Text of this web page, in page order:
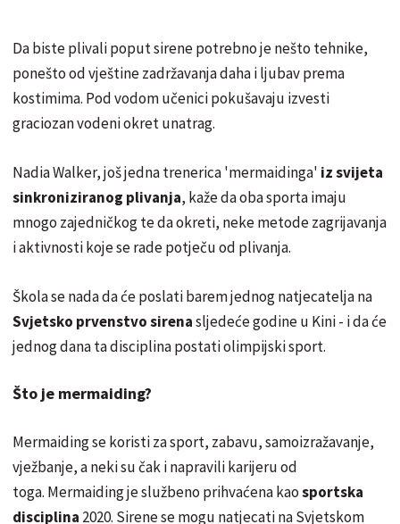
Da biste plivali poput sirene potrebno je nešto tehnike,
ponešto od vještine zadržavanja daha i ljubav prema
kostimima. Pod vodom učenici pokušavaju izvesti
graciozan vodeni okret unatrag.
Nadia Walker, još jedna trenerica 'mermaidinga' iz svijeta
sinkroniziranog plivanja, kaže da oba sporta imaju
mnogo zajedničkog te da okreti, neke metode zagrijavanja
i aktivnosti koje se rade potječu od plivanja.
Škola se nada da će poslati barem jednog natjecatelja na
Svjetsko prvenstvo sirenasljedeće godine u Kini - i da će
jednog dana ta disciplina postati olimpijski sport.
Što je mermaiding?
Mermaiding se koristi za sport, zabavu, samoizražavanje,
vježbanje, a neki su čak i napravili karijeru od
toga. Mermaiding je službeno prihvaćena kaosportska
disciplina 2020. Sirene se mogu natjecati na Svjetskom